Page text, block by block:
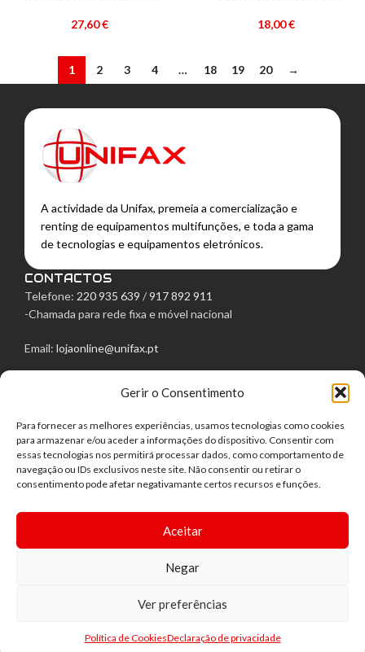
Gerir o Consentimento
Para fornecer as melhores experiências, usamos tecnologias como cookies
para armazenar e/ou aceder a informações do dispositivo. Consentir com
essas tecnologias nos permitirá processar dados, como comportamento de
navegação ou IDs exclusivos neste site. Não consentir ou retirar o
consentimento pode afetar negativamante certos recursos e funções.
Aceitar
Negar
Ver preferências
Política de CookiesDeclaração de privacidade
27,60€
18,00€
1 2 3 4 … 18 19 20 →
A actividade da Unifax, premeia a comercialização e
renting de equipamentos multifunções, e toda a gama
de tecnologias e equipamentos eletrónicos.
CONTACTOS
Telefone: 220 935 639 /917 892 911
-Chamada para rede fixa e móvel nacional
Email: lojaonline@unifax.pt
LINKS ÚTEIS
Política de Privacidade
Política de Cookies
Termos e Condições
Direito de livre resolução
UNIFAX -Todos os direitos reservados. | Desenvolvido por
Minha conta